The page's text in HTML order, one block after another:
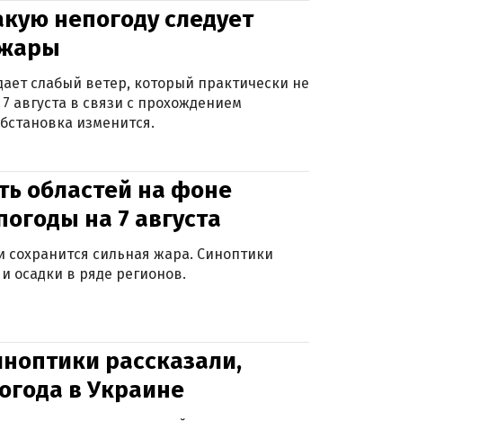
непогоду следует
слабый ветер, который практически не
августа в связи с прохождением
изменится.
областей на фоне
на 7 августа
сохранится сильная жара. Синоптики
осадки в ряде регионов.
рассказали,
в Украине